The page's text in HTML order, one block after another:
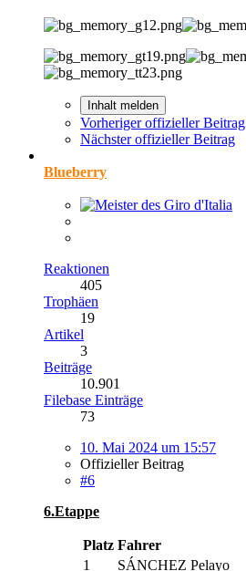
Inhalt melden
Vorheriger offizieller Beitrag
Nächster offizieller Beitrag
Blueberry
Reaktionen
405
Trophäen
19
Artikel
3
Beiträge
10.901
Filebase Einträge
73
10. Mai 2024 um 15:57
Offizieller Beitrag
#6
6.Etappe
Platz Fahrer
1
SÁNCHEZ Pelayo